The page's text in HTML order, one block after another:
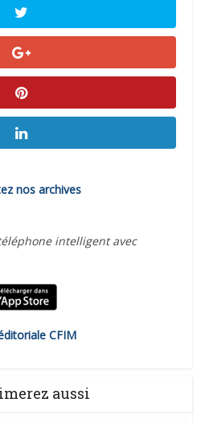
nos archives
intelligent avec
CFIM
aussi